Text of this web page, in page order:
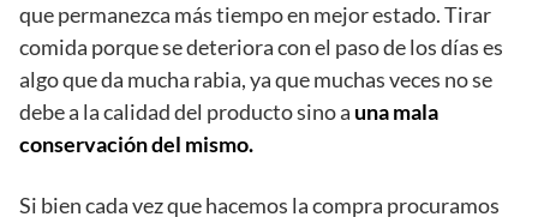
que permanezca más tiempo en mejor estado. Tirar
comida porque se deteriora con el paso de los días es
algo que da mucha rabia, ya que muchas veces no se
debe a la calidad del producto sino a una mala
conservación del mismo.
Si bien cada vez que hacemos la compra procuramos